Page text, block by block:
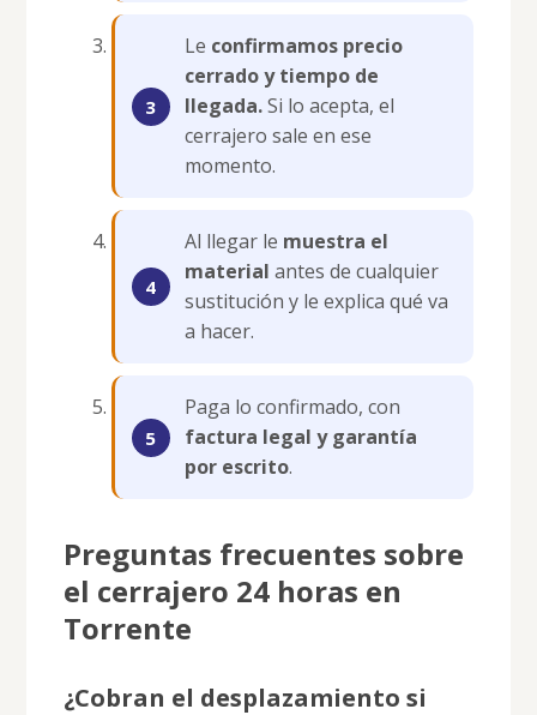
Le confirmamos precio
cerrado y tiempo de
llegada.Si lo acepta, el
cerrajero sale en ese
momento.
Al llegar le muestra el
material antes de cualquier
sustitución y le explica qué va
a hacer.
Paga lo confirmado, con
factura legal y garantía
por escrito.
Preguntas frecuentes sobre
el cerrajero 24 horas en
Torrente
¿Cobran el desplazamiento si